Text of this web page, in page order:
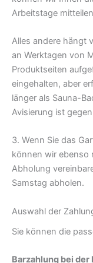
Arbeitstage
Alles andere hängt
an Werktagen von
Produktseiten
eingehalten, aber
länger als Sauna-
Avisierung ist
3. Wenn Sie das
können wir ebenso
Abholung
Samstag abholen.
Auswahl der
Sie können die
Barzahlung bei